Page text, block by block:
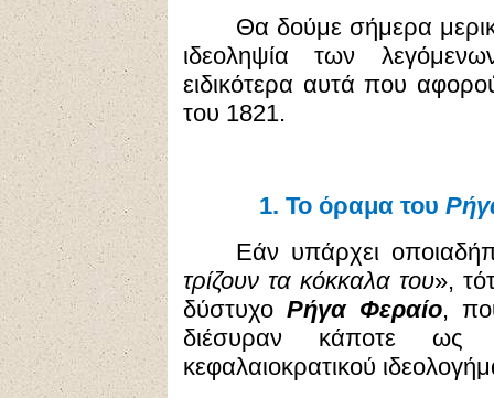
Θα δούμε σήμερα
ιδεοληψία των
ειδικότερα αυτά που
του 1821.
1. Το όραμα του
Εάν υπάρχει
τρίζουν τα κόκκαλα του»,
δύστυχοΡήγα Φεραίο,
διέσυραν κάποτε ως
κεφαλαιοκρατικού